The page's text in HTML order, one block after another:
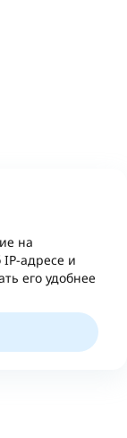
на
адресе и
его удобнее